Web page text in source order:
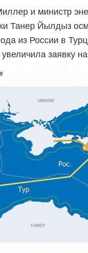
и министр
Танер Йылдыз
из России в
заявку